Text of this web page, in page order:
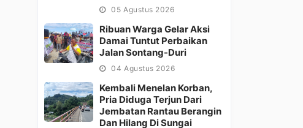
05 Agustus 2026
Ribuan Warga Gelar Aksi
Damai Tuntut Perbaikan
Jalan Sontang-Duri
04 Agustus 2026
Kembali Menelan Korban,
Pria Diduga Terjun Dari
Jembatan Rantau Berangin
Dan Hilang Di Sungai